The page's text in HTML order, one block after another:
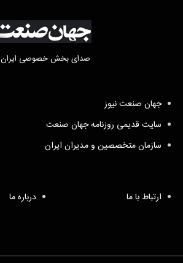
صدای بخش خصوصی ایران
جهان صنعت نیوز
سایت قدیمی روزنامه جهان صنعت
سازمان متخصصین و مدیران ایران
ارتباط با ما درباره ما